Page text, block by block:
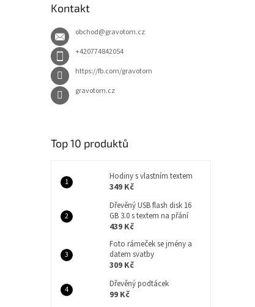
Kontakt
obchod@gravotom.cz
+420774842054
https://fb.com/gravotom
gravotom.cz
Top 10 produktů
Hodiny s vlastním textem
349 Kč
Dřevěný USB flash disk 16
GB 3.0 s textem na přání
439 Kč
Foto rámeček se jmény a
datem svatby
309 Kč
Dřevěný podtácek
99 Kč